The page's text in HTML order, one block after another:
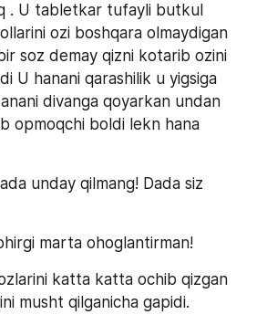
. U tabletkar tufayli butkul
ozi boshqara olmaydigan
soz demay qizni kotarib ozini
U hanani qarashilik u yigsiga
divanga qoyarkan undan
opmoqchi boldi lekn hana
unday qilmang! Dada siz
marta ohoglantirman!
katta katta ochib qizgan
musht qilganicha gapidi.